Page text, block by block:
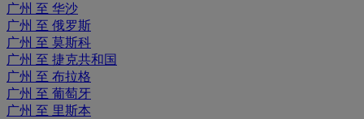
广州 至 华沙
广州 至 俄罗斯
广州 至 莫斯科
广州 至 捷克共和国
广州 至 布拉格
广州 至 葡萄牙
广州 至 里斯本